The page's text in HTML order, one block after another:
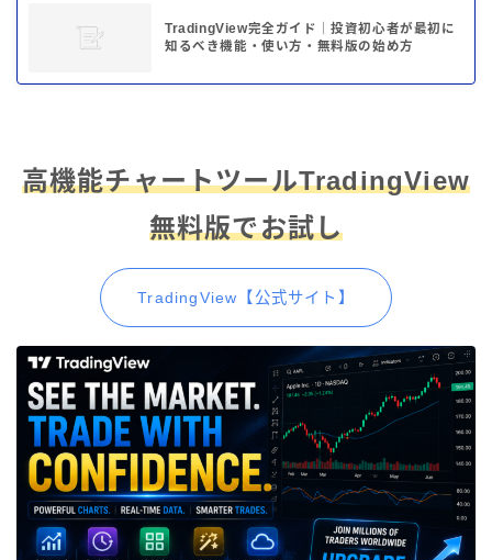
TradingView完全ガイド｜投資初心者が最初に
知るべき機能・使い方・無料版の始め方
高機能チャートツールTradingView
無料版でお試し
TradingView【公式サイト】